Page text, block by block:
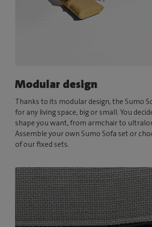
Modular design
Thanks to its modular design, the Sumo
for any living space, big or small. You
shape you want, from armchair to
Assemble your own Sumo Sofa set or
of our fixed sets.